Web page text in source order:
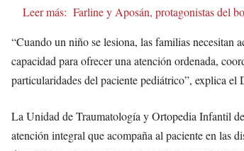
Leer más: Farline y Aposán, protagonistas del
“Cuando un niño se lesiona, las familias necesitan
capacidad para ofrecer una atención ordenada,
particularidades del paciente pediátrico”, explica
La Unidad de Traumatología y Ortopedia Infantil
atención integral que acompaña al paciente en las